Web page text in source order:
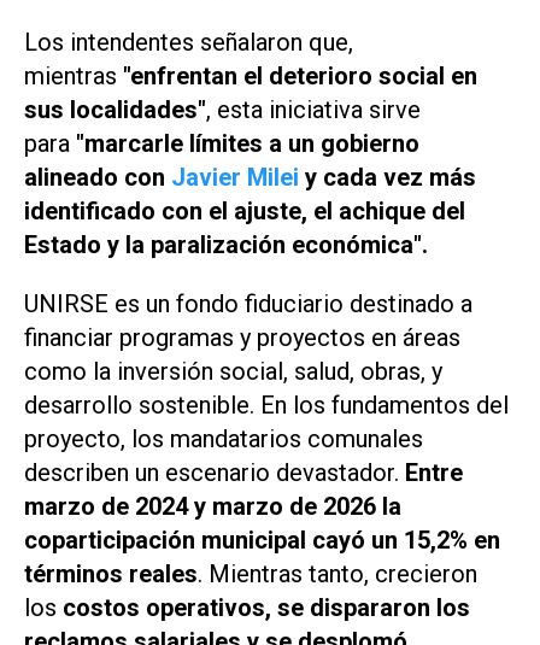
Los intendentes señalaron que,
mientras "enfrentan el deterioro social en
sus localidades", esta iniciativa sirve
para "marcarle límites a un gobierno
alineado con Javier Milei y cada vez más
identificado con el ajuste, el achique del
Estado y la paralización económica".
UNIRSE es un fondo fiduciario destinado a
financiar programas y proyectos en áreas
como la inversión social, salud, obras, y
desarrollo sostenible. En los fundamentos del
proyecto, los mandatarios comunales
describen un escenario devastador. Entre
marzo de 2024 y marzo de 2026 la
coparticipación municipal cayó un 15,2% en
términos reales. Mientras tanto, crecieron
los costos operativos, se dispararon los